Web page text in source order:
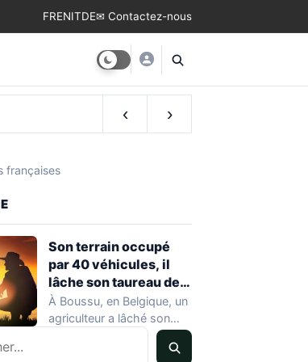
FRENITDE✉ Contactez-nous
‹ ›
françaises
Son terrain occupé
par 40 véhicules, il
lâche son taureau de
800 kg
À Boussu, en Belgique, un
agriculteur a lâché son
taureau de 800 kilos sur…